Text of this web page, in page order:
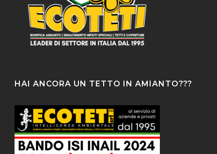
HAI ANCORA UN TETTO IN AMIANTO???